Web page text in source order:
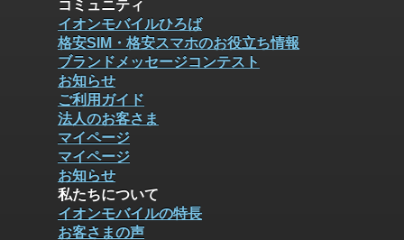
コミュニティ
イオンモバイルひろば
格安SIM・格安スマホのお役立ち情報
ブランドメッセージコンテスト
お知らせ
ご利用ガイド
法人のお客さま
マイページ
マイページ
お知らせ
私たちについて
イオンモバイルの特長
お客さまの声